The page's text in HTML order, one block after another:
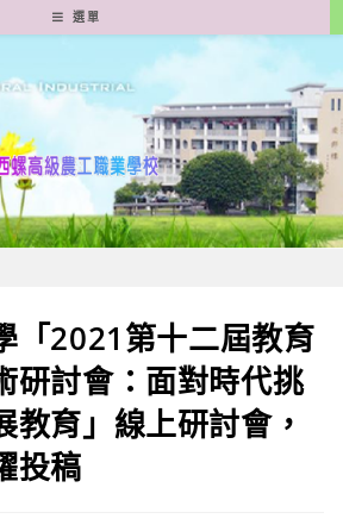
選單
「2021第十二屆教育
研討會：面對時代挑
教育」線上研討會，
投稿